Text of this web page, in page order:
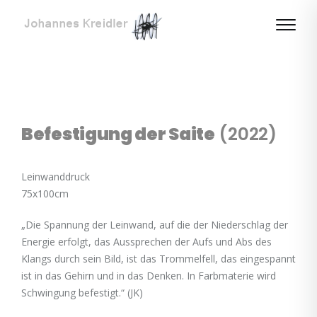
Befestigung der Saite (2022)
Leinwanddruck
75x100cm
„Die Spannung der Leinwand, auf die der Niederschlag der
Energie erfolgt, das Aussprechen der Aufs und Abs des
Klangs durch sein Bild, ist das Trommelfell, das eingespannt
ist in das Gehirn und in das Denken. In Farbmaterie wird
Schwingung befestigt.“ (JK)